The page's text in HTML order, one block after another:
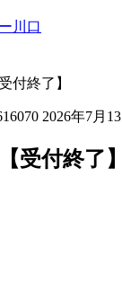
川口
付終了】
2026年7月
受付終了】